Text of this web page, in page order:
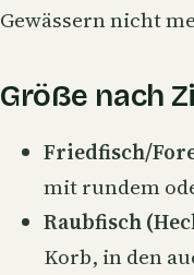
Gewässern nicht
Größe nach
Friedfisch/
mit rundem
Raubfisch
Korb, in den